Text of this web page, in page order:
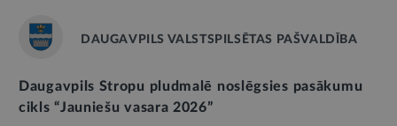
DAUGAVPILS VALSTSPILSĒTAS PAŠVALDĪBA
Daugavpils Stropu pludmalē noslēgsies pasākumu
cikls “Jauniešu vasara 2026”